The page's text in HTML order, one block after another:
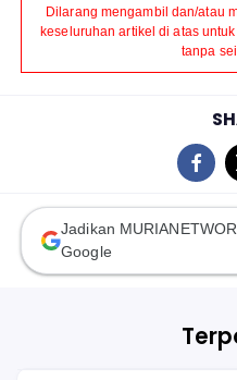
Dilarang mengambil dan/atau
keseluruhan artikel di atas
tanpa
Jadikan
Google